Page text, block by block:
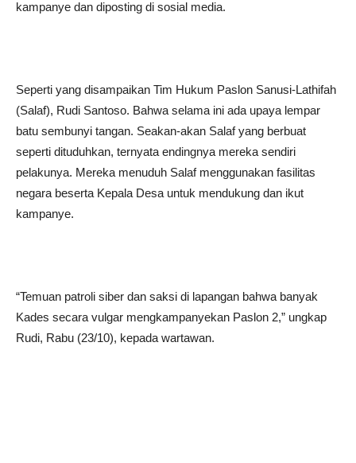
kampanye dan diposting di sosial media.
Seperti yang disampaikan Tim Hukum Paslon Sanusi-Lathifah
(Salaf), Rudi Santoso. Bahwa selama ini ada upaya lempar
batu sembunyi tangan. Seakan-akan Salaf yang berbuat
seperti dituduhkan, ternyata endingnya mereka sendiri
pelakunya. Mereka menuduh Salaf menggunakan fasilitas
negara beserta Kepala Desa untuk mendukung dan ikut
kampanye.
“Temuan patroli siber dan saksi di lapangan bahwa banyak
Kades secara vulgar mengkampanyekan Paslon 2,” ungkap
Rudi, Rabu (23/10), kepada wartawan.